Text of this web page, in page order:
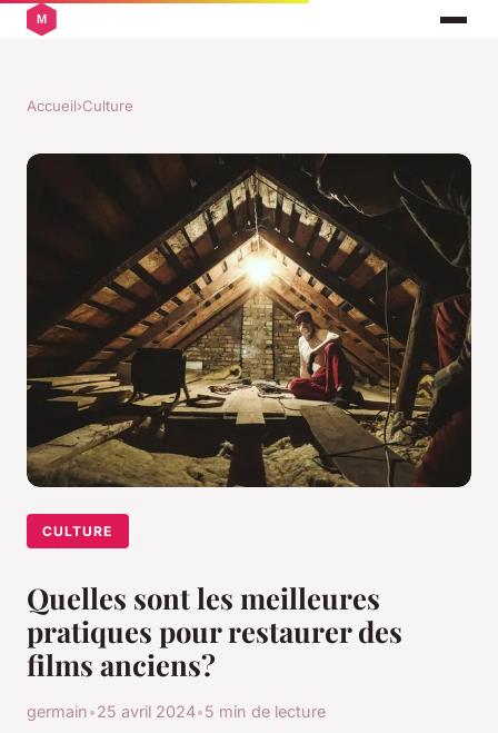
Accueil›Culture
CULTURE
Quelles sont les meilleures
pratiques pour restaurer des
films anciens?
germain•25 avril 2024•5 min de lecture